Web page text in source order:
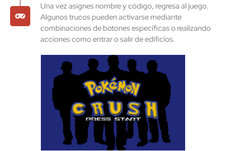
Una vez asignes nombre y código, regresa al juego.
Algunos trucos pueden activarse mediante
combinaciones de botones específicas o realizando
acciones como entrar o salir de edificios.